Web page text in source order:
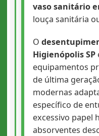
vaso sanitário
louça sanitária
O
Higienópolis SP
equipamentos
de última
modernas
específico de
excessivo papel
absorventes